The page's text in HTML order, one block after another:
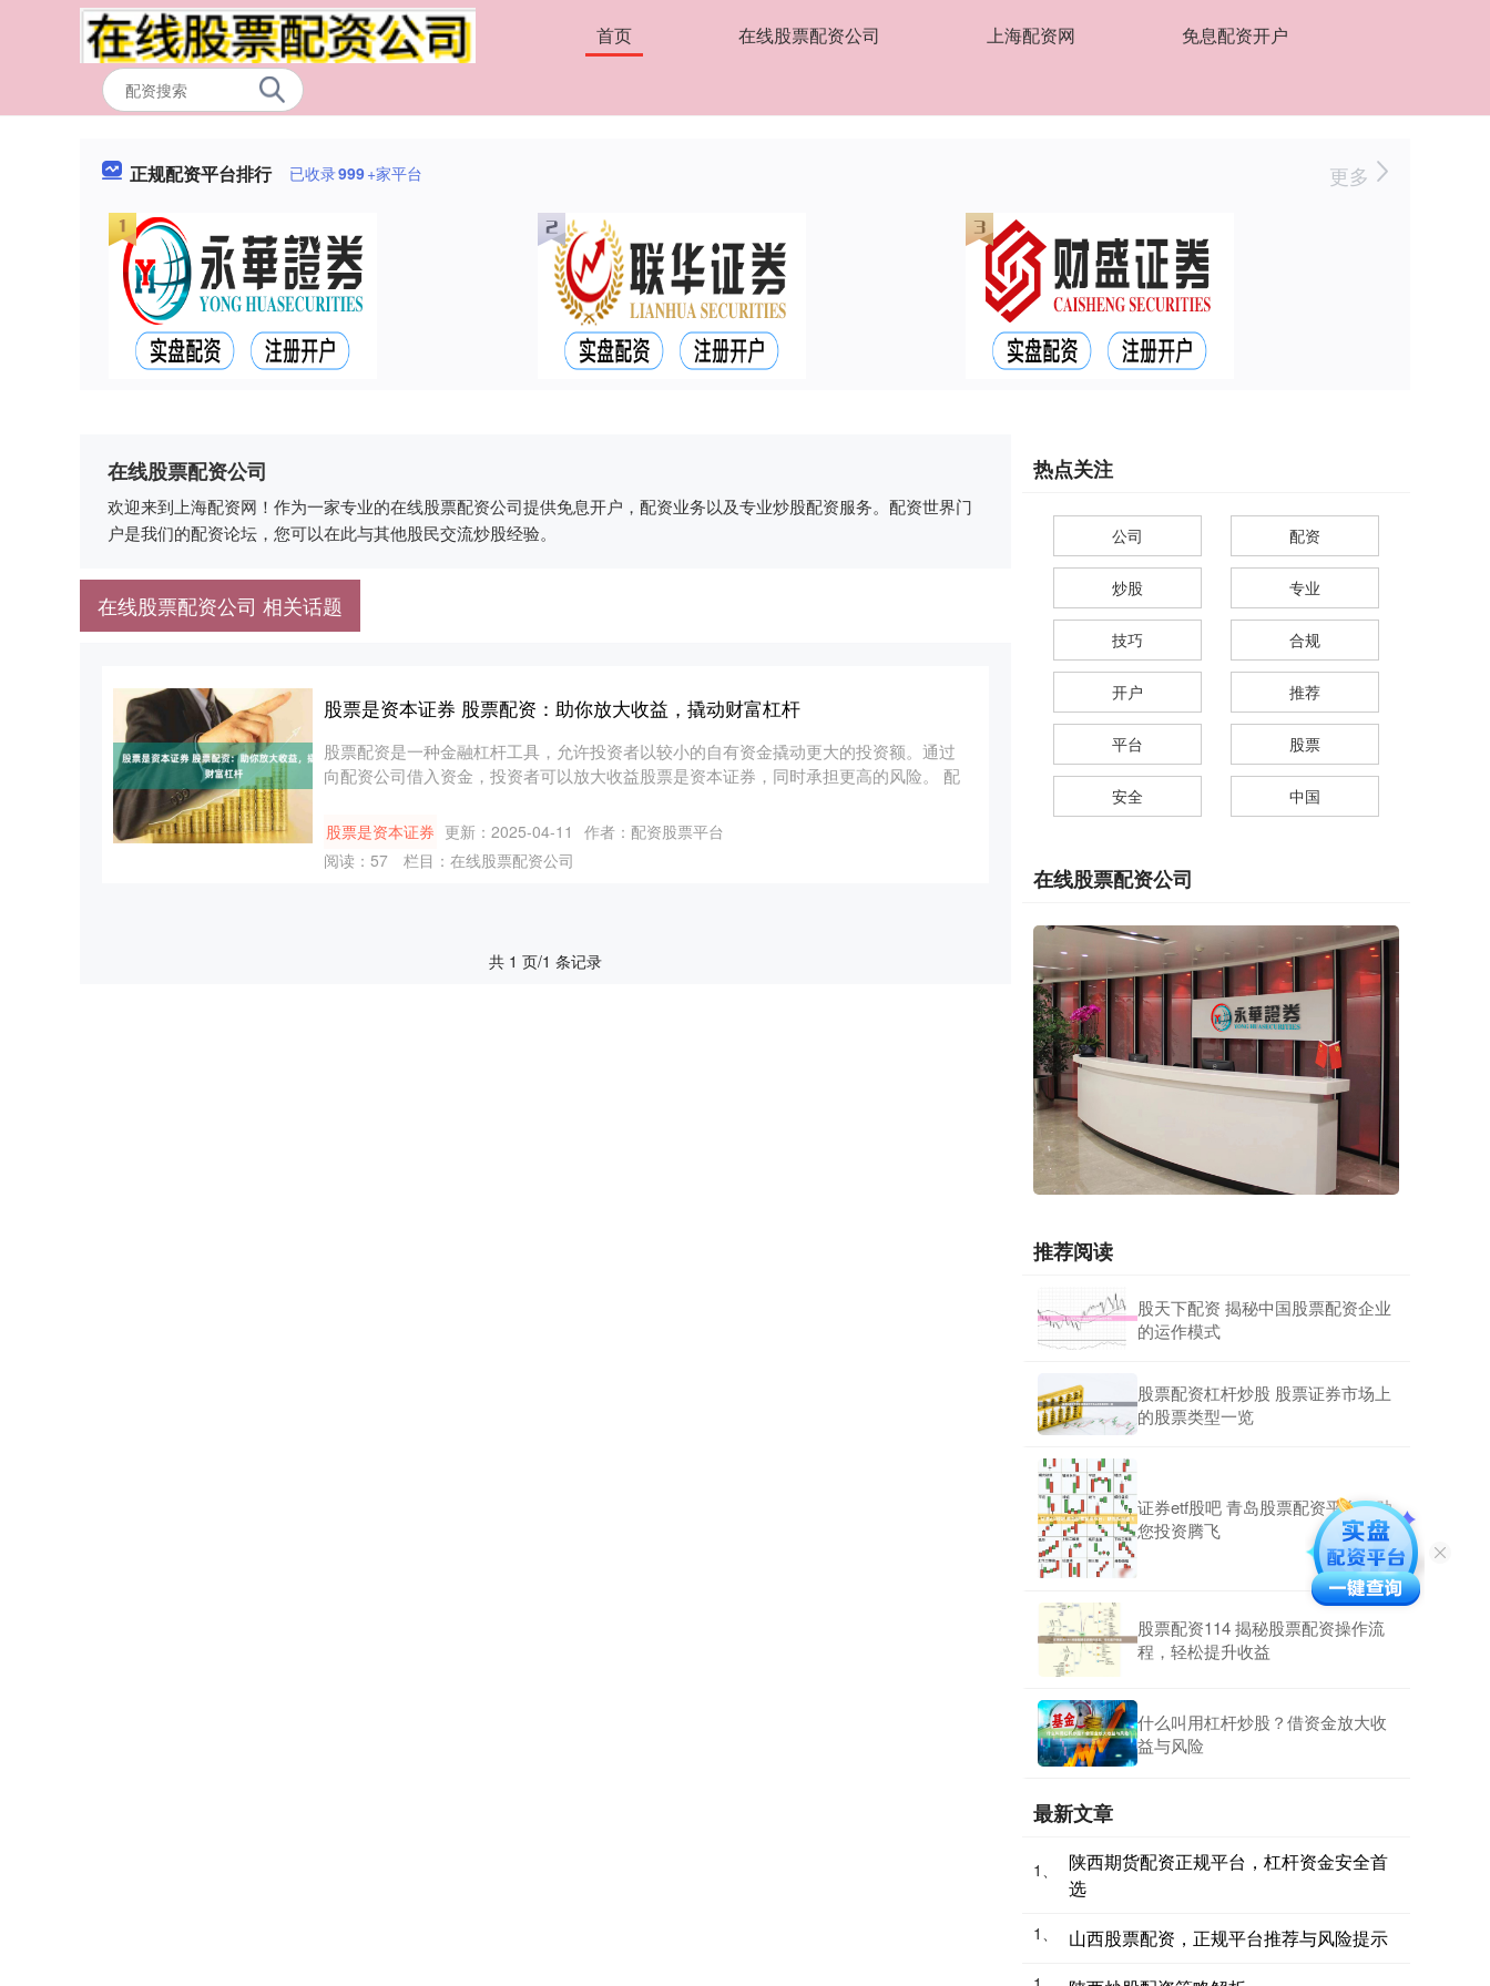
首页 在线股票配资公司 上海配资网 免息配资开户
正规配资平台排行 已收录999+家平台 更多
在线股票配资公司
欢迎来到上海配资网！作为一家专业的在线股票配资公司提供免息开户，配资业务以及专业炒股配资服务。配资世界门
户是我们的配资论坛，您可以在此与其他股民交流炒股经验。
在线股票配资公司 相关话题
股票是资本证券 股票配资：助你放大收益，撬动财富杠杆
股票配资是一种金融杠杆工具，允许投资者以较小的自有资金撬动更大的投资额。通过
向配资公司借入资金，投资者可以放大收益股票是资本证券，同时承担更高的风险。 配
股票是资本证券 更新：2025-04-11
作者：配资股票平台
阅读： 57 栏目： 在线股票配资公司
共 1 页/1 条记录
热点关注
公司 配资
炒股 专业
技巧 合规
开户 推荐
平台 股票
安全 中国
在线股票配资公司
推荐阅读
股天下配资 揭秘中国股票配资企业
的运作模式
股票配资杠杆炒股 股票证券市场上
的股票类型一览
证券etf股吧 青岛股票配资平台：助
您投资腾飞
股票配资114 揭秘股票配资操作流
程，轻松提升收益
什么叫用杠杆炒股？借资金放大收
益与风险
最新文章
1、
陕西期货配资正规平台，杠杆资金安全首
选
1、 山西股票配资，正规平台推荐与风险提示